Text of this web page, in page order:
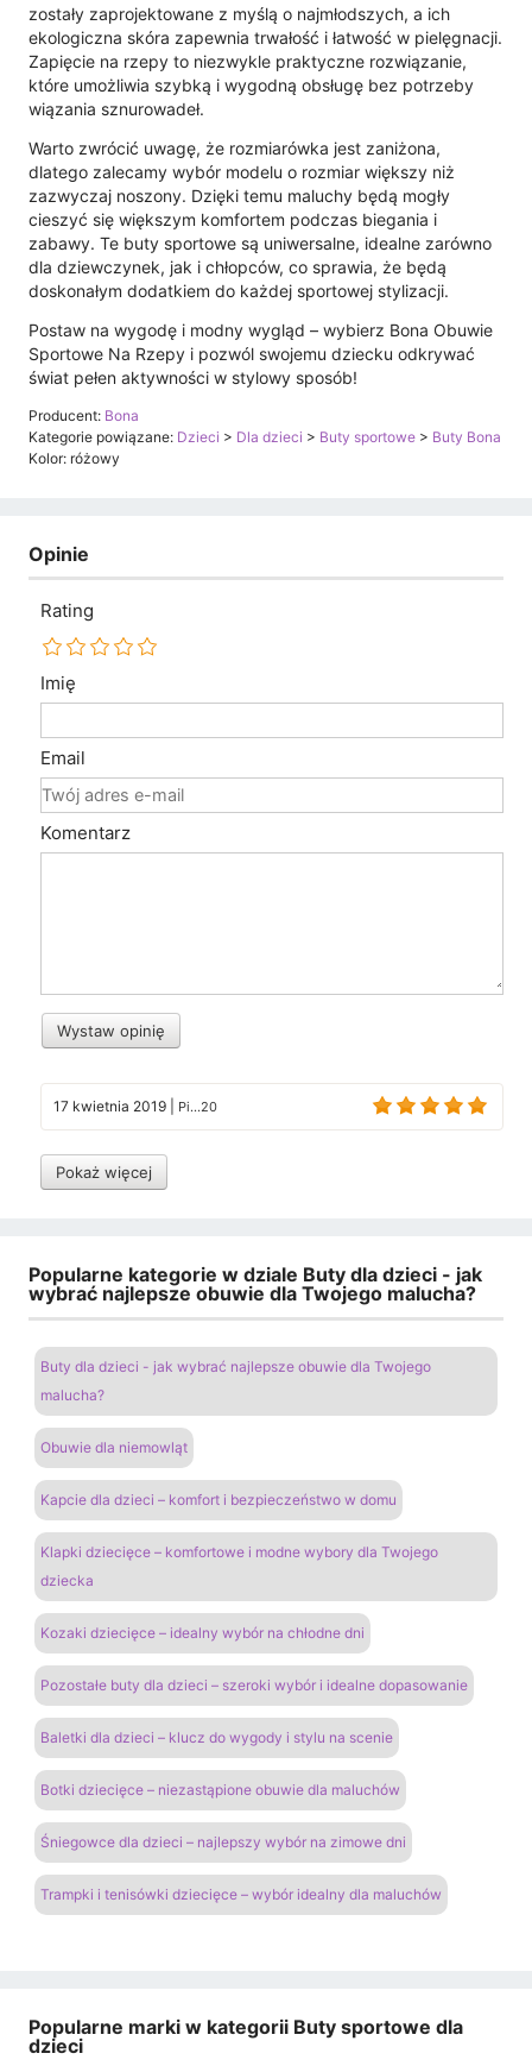
zostały zaprojektowane z myślą o najmłodszych, a ich
ekologiczna skóra zapewnia trwałość i łatwość w pielęgnacji.
Zapięcie na rzepy to niezwykle praktyczne rozwiązanie,
które umożliwia szybką i wygodną obsługę bez potrzeby
wiązania sznurowadeł.
Warto zwrócić uwagę, że rozmiarówka jest zaniżona,
dlatego zalecamy wybór modelu o rozmiar większy niż
zazwyczaj noszony. Dzięki temu maluchy będą mogły
cieszyć się większym komfortem podczas biegania i
zabawy. Te buty sportowe są uniwersalne, idealne zarówno
dla dziewczynek, jak i chłopców, co sprawia, że będą
doskonałym dodatkiem do każdej sportowej stylizacji.
Postaw na wygodę i modny wygląd – wybierz Bona Obuwie
Sportowe Na Rzepy i pozwól swojemu dziecku odkrywać
świat pełen aktywności w stylowy sposób!
Producent: Bona
Kategorie powiązane: Dzieci > Dla dzieci > Buty sportowe > Buty Bona
Kolor: różowy
Opinie
Rating
Imię
Email
Komentarz
Wystaw opinię
17 kwietnia 2019 Pi...20
Pokaż więcej
Popularne kategorie w dziale Buty dla dzieci - jak
wybrać najlepsze obuwie dla Twojego malucha?
Buty dla dzieci - jak wybrać najlepsze obuwie dla Twojego
malucha?
Obuwie dla niemowląt
Kapcie dla dzieci – komfort i bezpieczeństwo w domu
Klapki dziecięce – komfortowe i modne wybory dla Twojego
dziecka
Kozaki dziecięce – idealny wybór na chłodne dni
Pozostałe buty dla dzieci – szeroki wybór i idealne dopasowanie
Baletki dla dzieci – klucz do wygody i stylu na scenie
Botki dziecięce – niezastąpione obuwie dla maluchów
Śniegowce dla dzieci – najlepszy wybór na zimowe dni
Trampki i tenisówki dziecięce – wybór idealny dla maluchów
Popularne marki w kategorii Buty sportowe dla
dzieci